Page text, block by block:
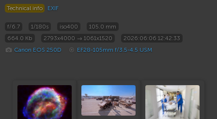
Technical info EXIF
f/6.7 1/180s iso400
105.0 mm
664.0 Kb
2793x4000 → 1061x1520
2026:06:06 12:42:33
Canon EOS 250D
EF28-105mm f/3.5-4.5 USM